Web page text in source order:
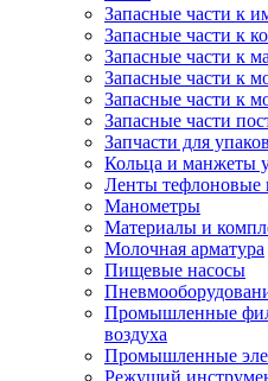
Запасные части к
Запасные части к
Запасные части к
Запасные части к
Запасные части к
Запасные части
Запчасти для
Кольца и манжеты
Ленты тефлоновые
Манометры
Материалы и
Молочная арматура
Пищевые насосы
Промышленные
воздуха
Промышленные
Режущий